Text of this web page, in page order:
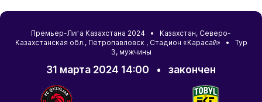
Премьер-Лига Казахстана 2024 • Казахстан, Северо-
Казахстанская обл., Петропавловск , Стадион «Карасай» • Тур
3, мужчины
31 марта 2024 14:00 • закончен